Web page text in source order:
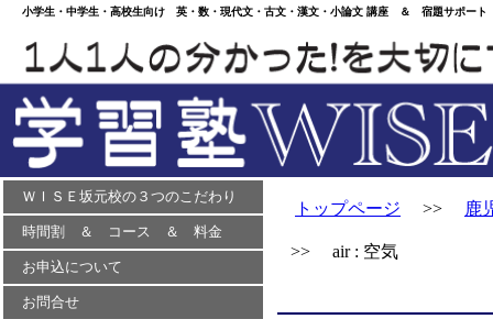
小学生・中学生・高校生向け 英・数・現代文・古文・漢文・小論文 講座 ＆ 宿題サポー
ＷＩＳＥ坂元校の３つのこだわり
時間割 ＆ コース ＆ 料金
お申込について
お問合せ
トップページ >> 鹿
>> air : 空気